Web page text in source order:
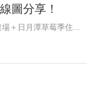
圖分享！
＋日月潭草莓季住...